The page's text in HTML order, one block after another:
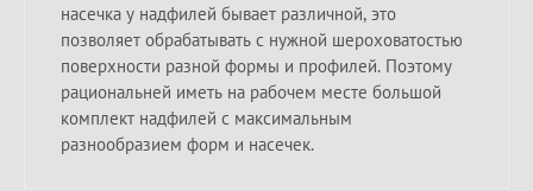
насечка у надфилей бывает различной, это
позволяет обрабатывать с нужной шероховатостью
поверхности разной формы и профилей. Поэтому
рациональней иметь на рабочем месте большой
комплект надфилей с максимальным
разнообразием форм и насечек.